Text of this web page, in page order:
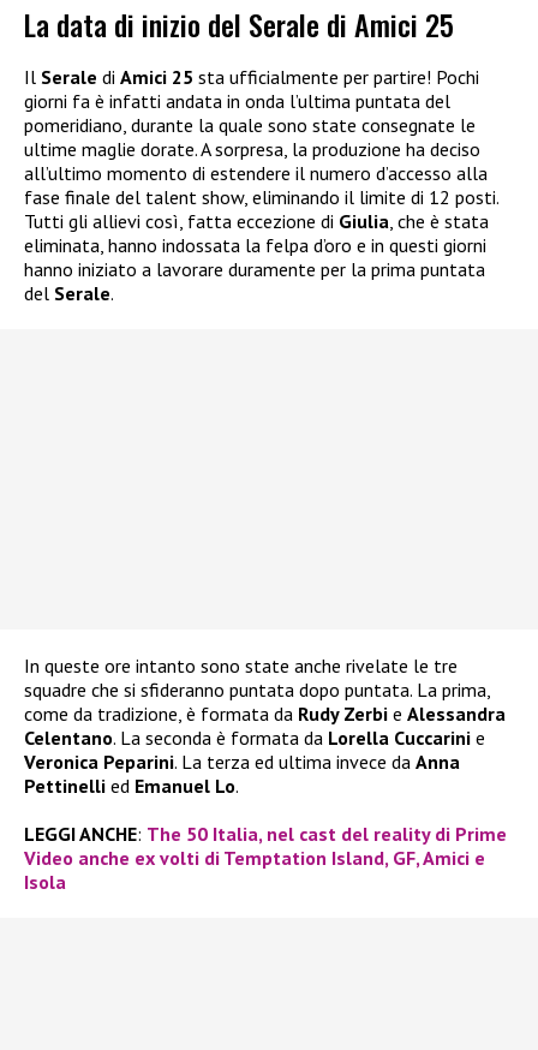
La data di inizio del Serale di Amici 25
Il Serale di Amici 25 sta ufficialmente per partire! Pochi
giorni fa è infatti andata in onda l’ultima puntata del
pomeridiano, durante la quale sono state consegnate le
ultime maglie dorate. A sorpresa, la produzione ha deciso
all’ultimo momento di estendere il numero d’accesso alla
fase finale del talent show, eliminando il limite di 12 posti.
Tutti gli allievi così, fatta eccezione di Giulia , che è stata
eliminata, hanno indossata la felpa d’oro e in questi giorni
hanno iniziato a lavorare duramente per la prima puntata
del Serale.
In queste ore intanto sono state anche rivelate le tre
squadre che si sfideranno puntata dopo puntata. La prima,
come da tradizione, è formata da Rudy Zerbi e Alessandra
Celentano. La seconda è formata da Lorella Cuccarini e
Veronica Peparini. La terza ed ultima invece da Anna
Pettinelli ed Emanuel Lo.
LEGGI ANCHE: The 50 Italia, nel cast del reality di Prime
Video anche ex volti di Temptation Island, GF, Amici e
Isola